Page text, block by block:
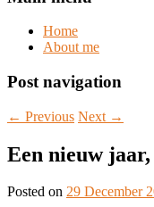
Home
About me
Post navigation
← Previous Next →
Een nieuw
Posted on 29 December